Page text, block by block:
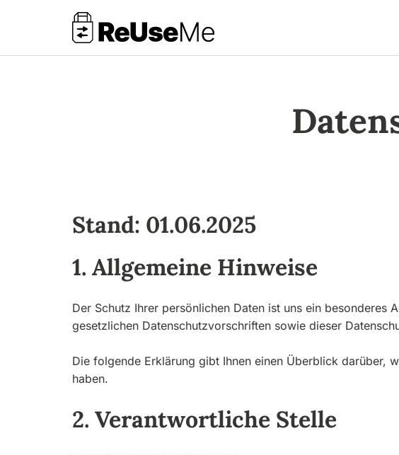
Zur Hauptnavigation springen
Zum Inhalt springen
Zur Fußzeile springen
Stand: 01.06.2025
1. Allgemeine Hinweise
Der Schutz Ihrer persönlichen Daten ist uns ein besonderes
gesetzlichen Datenschutzvorschriften sowie dieser
Die folgende Erklärung gibt Ihnen einen Überblick darüber,
haben.
2. Verantwortliche Stelle